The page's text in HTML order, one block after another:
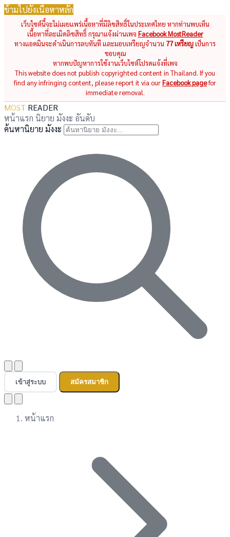
ข้ามไปยังเนื้อหาหลัก
เว็บไซต์นี้จะไม่เผยแพร่เนื้อหาที่มีลิขสิทธิ์ในประเทศไทย หากท่านพบเห็น
เนื้อหาที่ละเมิดลิขสิทธิ์ กรุณาแจ้งผ่านเพจ Facebook MostReader
ทางแอดมินจะดำเนินการลบทันที และมอบเหรียญจำนวน 77 เหรียญเป็นการ
ขอบคุณ
หากพบปัญหาการใช้งานเว็บไซต์โปรดแจ้งที่เพจ
This website does not publish copyrighted content in Thailand. If you
find any infringing content, please report it via ourFacebook pagefor
immediate removal.
MOST READER
หน้าแรก นิยาย มังงะ อันดับ
ค้นหานิยาย มังงะ
เข้าสู่ระบบ สมัครสมาชิก
หน้าแรก